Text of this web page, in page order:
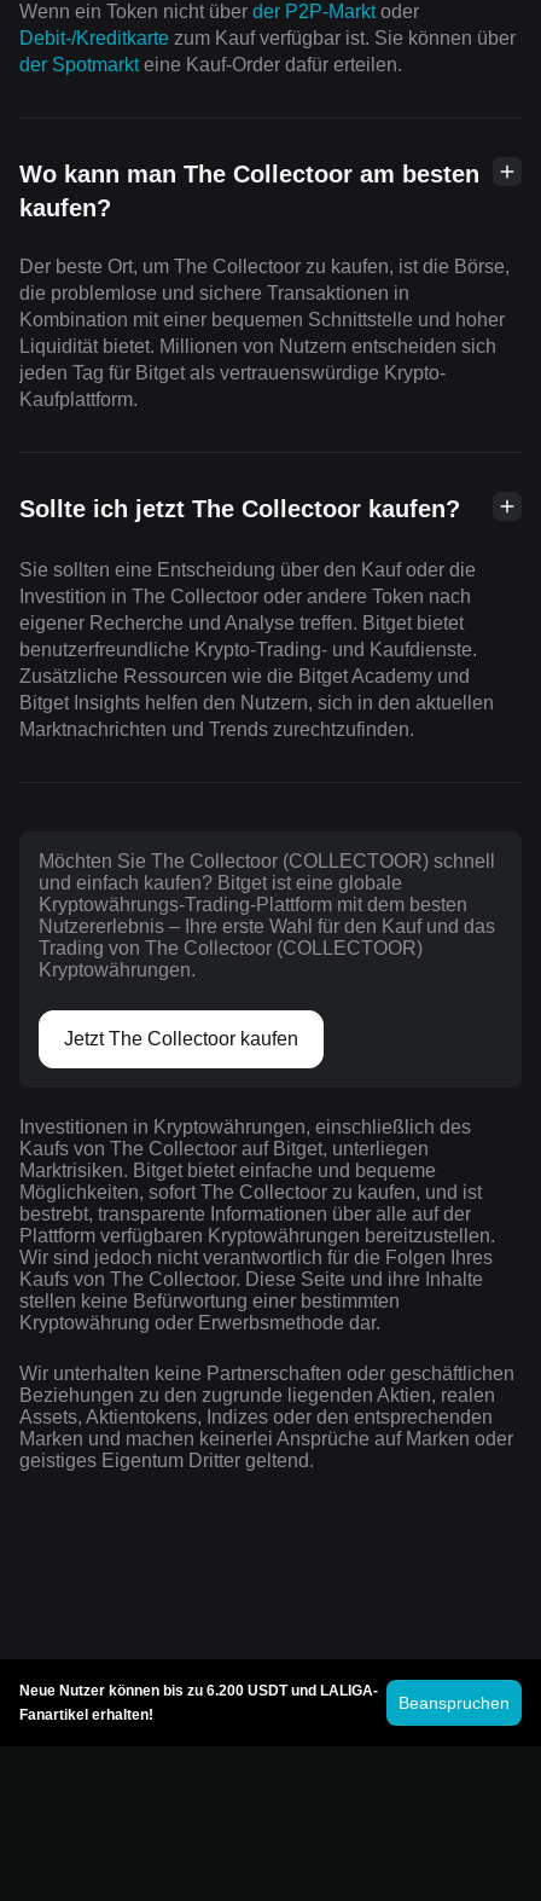
Wenn ein Token nicht über der P2P-Marktoder
Debit-/Kreditkarte zum Kauf verfügbar ist. Sie können über
der Spotmarkteine Kauf-Order dafür erteilen.
Wo kann man The Collectoor am besten
kaufen?
Der beste Ort, um The Collectoor zu kaufen, ist die Börse,
die problemlose und sichere Transaktionen in
Kombination mit einer bequemen Schnittstelle und hoher
Liquidität bietet. Millionen von Nutzern entscheiden sich
jeden Tag für Bitget als vertrauenswürdige Krypto-
Kaufplattform.
Sollte ich jetzt The Collectoor kaufen?
Sie sollten eine Entscheidung über den Kauf oder die
Investition in The Collectoor oder andere Token nach
eigener Recherche und Analyse treffen. Bitget bietet
benutzerfreundliche Krypto-Trading- und Kaufdienste.
Zusätzliche Ressourcen wie die Bitget Academy und
Bitget Insights helfen den Nutzern, sich in den aktuellen
Marktnachrichten und Trends zurechtzufinden.
Möchten Sie The Collectoor (COLLECTOOR) schnell
und einfach kaufen? Bitget ist eine globale
Kryptowährungs-Trading-Plattform mit dem besten
Nutzererlebnis – Ihre erste Wahl für den Kauf und das
Trading von The Collectoor (COLLECTOOR)
Kryptowährungen.
Jetzt The Collectoor kaufen
Investitionen in Kryptowährungen, einschließlich des
Kaufs von The Collectoor auf Bitget, unterliegen
Marktrisiken. Bitget bietet einfache und bequeme
Möglichkeiten, sofort The Collectoor zu kaufen, und ist
bestrebt, transparente Informationen über alle auf der
Plattform verfügbaren Kryptowährungen bereitzustellen.
Wir sind jedoch nicht verantwortlich für die Folgen Ihres
Kaufs von The Collectoor. Diese Seite und ihre Inhalte
stellen keine Befürwortung einer bestimmten
Kryptowährung oder Erwerbsmethode dar.
Wir unterhalten keine Partnerschaften oder geschäftlichen
Beziehungen zu den zugrunde liegenden Aktien, realen
Assets, Aktientokens, Indizes oder den entsprechenden
Marken und machen keinerlei Ansprüche auf Marken oder
geistiges Eigentum Dritter geltend.
Neue Nutzer können bis zu 6.200 USDT und LALIGA-
Fanartikel erhalten!
Beanspruchen